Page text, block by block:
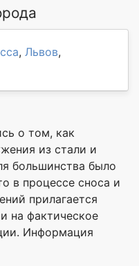
, Львов,
о том, как
из стали и
большинства было
в процессе сноса и
прилагается
на фактическое
Информация